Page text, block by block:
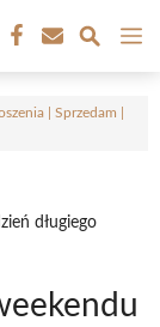
| Sprzedam |
długiego